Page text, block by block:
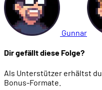
Gunnar
Dir gefällt diese Folge?
Als Unterstützer erhältst
Bonus-Formate.